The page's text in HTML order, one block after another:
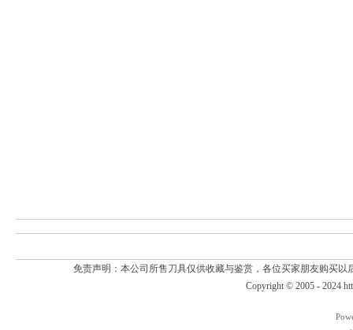
免责声明：本公司所售刀具仅供收藏与鉴赏，各位买家朋友购买
Copyright © 2005 - 2024